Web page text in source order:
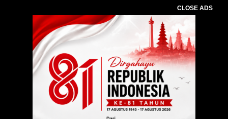
CLOSE ADS